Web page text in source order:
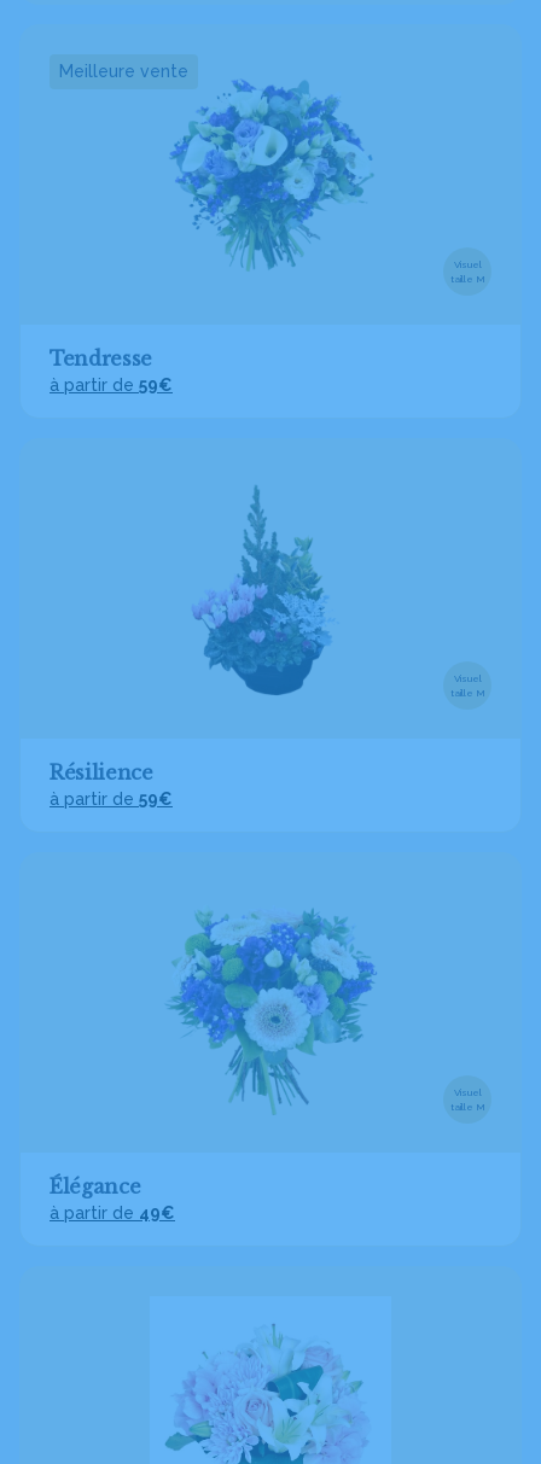
Meilleure vente
Visuel
taille M
Tendresse
à partir de 59€
Visuel
taille M
Résilience
à partir de 59€
Visuel
taille M
Élégance
à partir de 49€